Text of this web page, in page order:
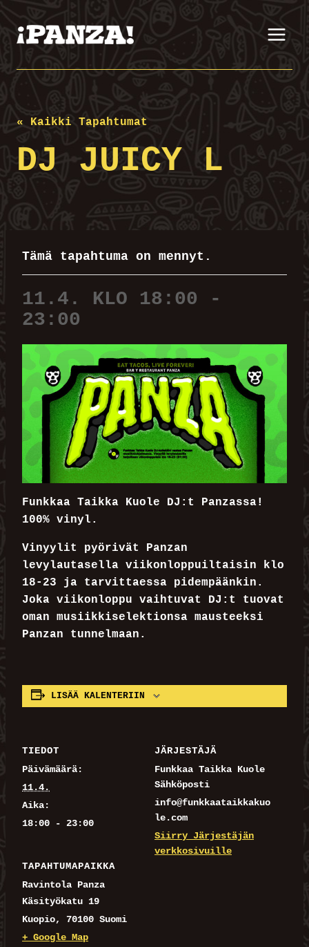
sisältöön
« Kaikki Tapahtumat
DJ JUICY L
Tämä tapahtuma on mennyt.
11.4. KLO 18:00 -
23:00
Funkkaa Taikka Kuole DJ:t Panzassa!
100% vinyl.
Vinyylit pyörivät Panzan
levylautasella viikonloppuiltaisin klo
18-23 ja tarvittaessa pidempäänkin.
Joka viikonloppu vaihtuvat DJ:t tuovat
oman musiikkiselektionsa mausteeksi
Panzan tunnelmaan.
LISÄÄ KALENTERIIN
TIEDOT
Päivämäärä:
11.4.
Aika:
18:00 - 23:00
TAPAHTUMAPAIKKA
Ravintola Panza
Käsityökatu 19
Kuopio, 70100 Suomi
+ Google Map
JÄRJESTÄJÄ
Funkkaa Taikka Kuole
Sähköposti
info@funkkaataikkakuo
le.com
Siirry Järjestäjän
verkkosivuille